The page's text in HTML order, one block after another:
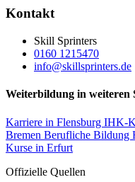
Kontakt
Skill Sprinters
0160 1215470
info@skillsprinters.de
Weiterbildung in weiteren
Karriere in Flensburg IHK-
Bremen Berufliche Bildung
Kurse in Erfurt
Offizielle Quellen